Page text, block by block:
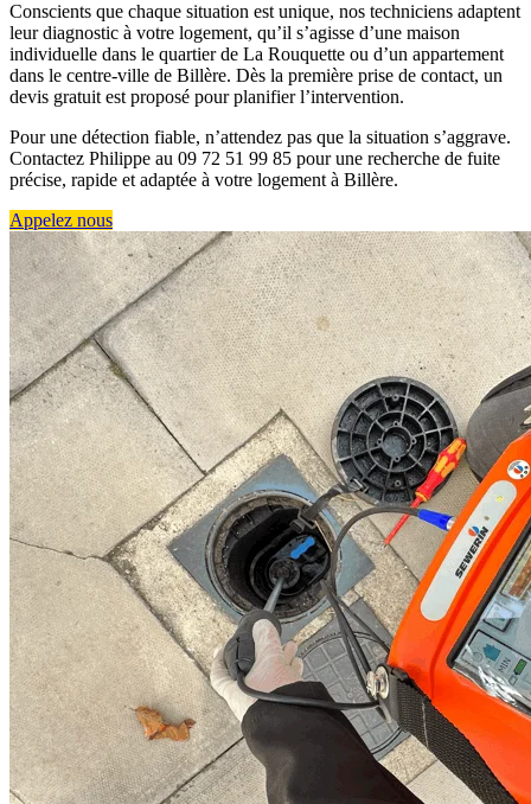
Conscients que chaque situation est unique, nos techniciens adaptent
leur diagnostic à votre logement, qu’il s’agisse d’une maison
individuelle dans le quartier de La Rouquette ou d’un appartement
dans le centre-ville de Billère. Dès la première prise de contact, un
devis gratuit est proposé pour planifier l’intervention.
Pour une détection fiable, n’attendez pas que la situation s’aggrave.
Contactez Philippe au 09 72 51 99 85 pour une recherche de fuite
précise, rapide et adaptée à votre logement à Billère.
Appelez nous